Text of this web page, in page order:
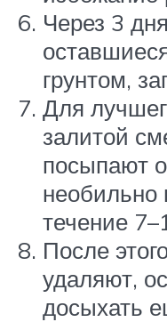
Через 3
грунтом,
Для
залитой
посыпают
необильно
течение
После
удаляют,
досыхать